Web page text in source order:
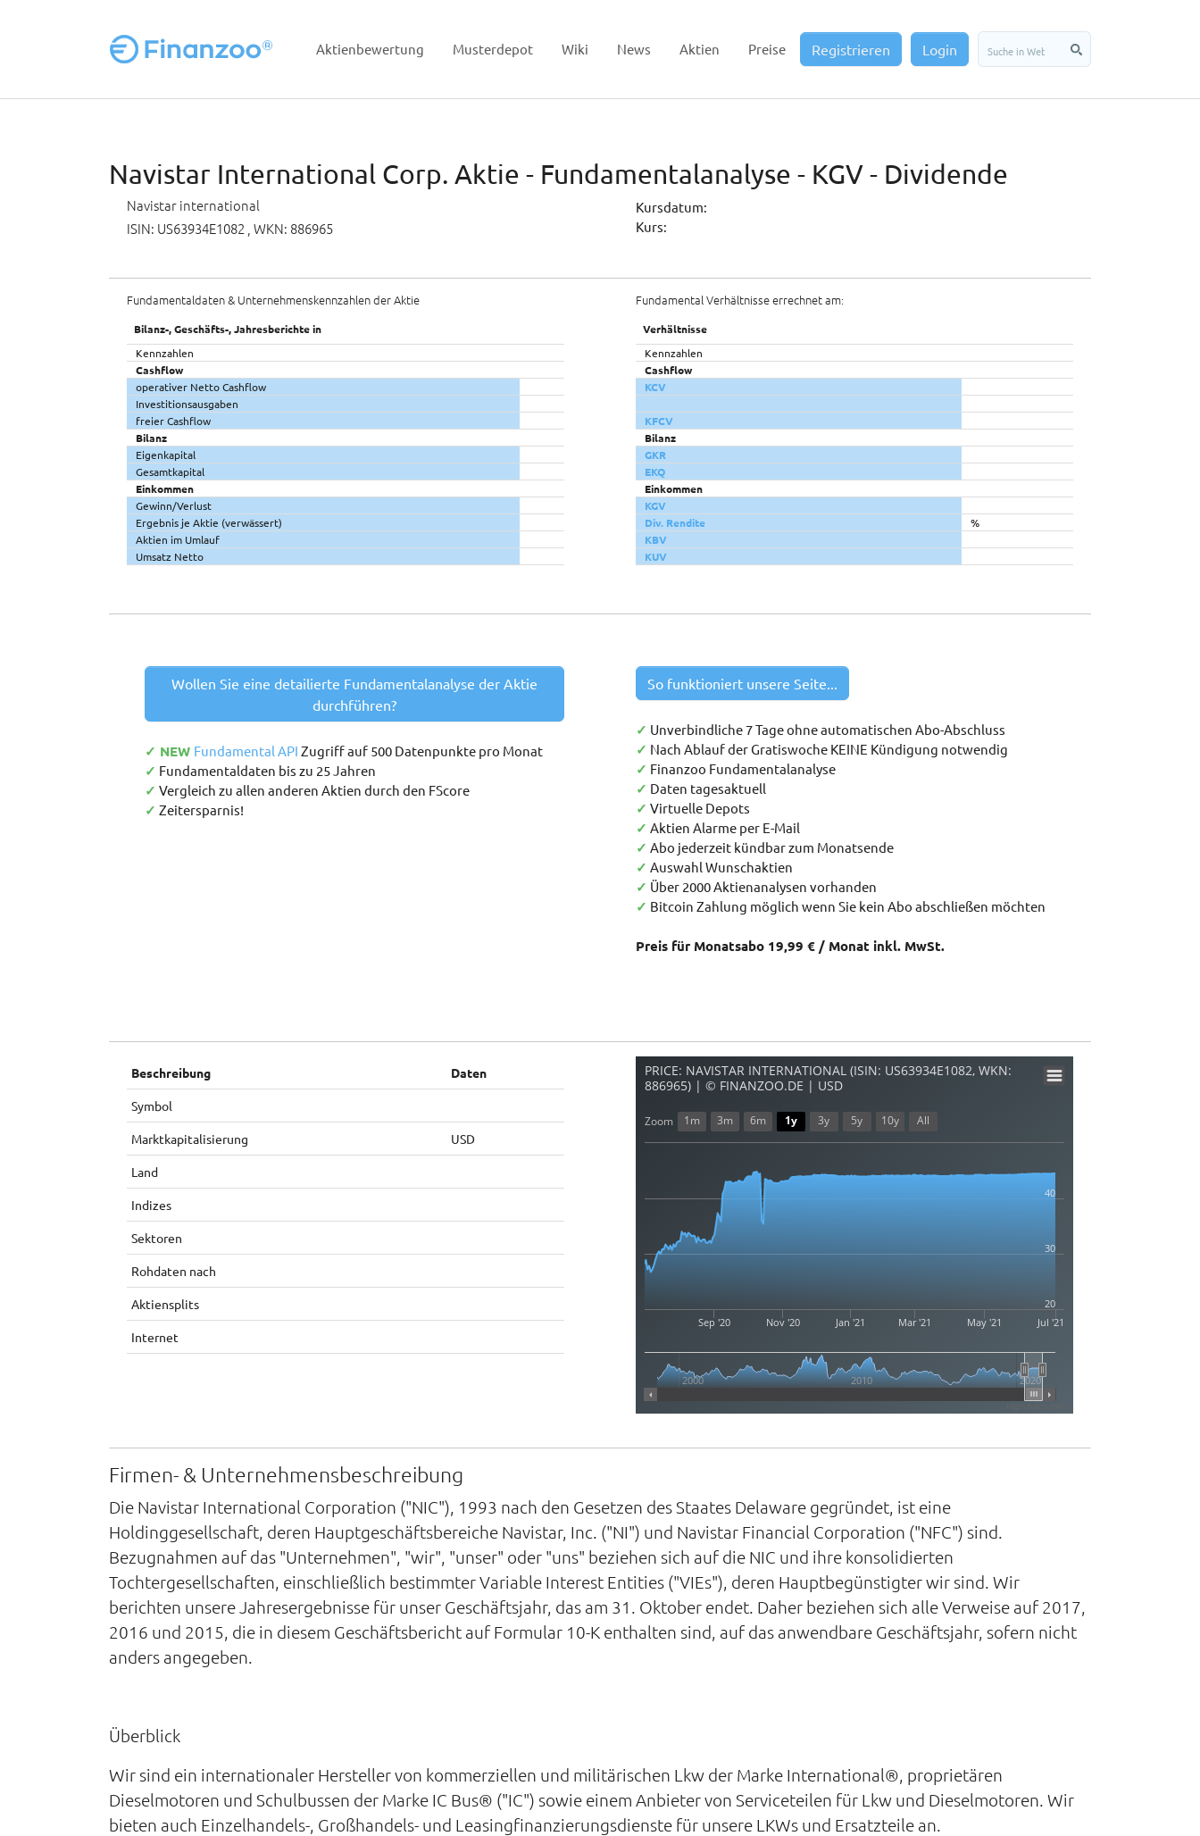
Aktienbewertung Musterdepot Wiki News Aktien Preise Registrieren Login
Navistar International Corp. Aktie - Fundamentalanalyse - KGV - Dividende
Navistar international
ISIN: US63934E1082 , WKN: 886965
Kursdatum:
Kurs:
Fundamentaldaten & Unternehmenskennzahlen der Aktie
Bilanz-, Geschäfts-, Jahresberichte in
Kennzahlen
Cashflow
operativer Netto Cashflow
Investitionsausgaben
freier Cashflow
Bilanz
Eigenkapital
Gesamtkapital
Einkommen
Gewinn/Verlust
Ergebnis je Aktie (verwässert)
Aktien im Umlauf
Umsatz Netto
Fundamental Verhältnisse errechnet am:
Verhältnisse
Kennzahlen
Cashflow
KCV
KFCV
Bilanz
GKR
EKQ
Einkommen
KGV
Div. Rendite
%
KBV
KUV
Wollen Sie eine detailierte Fundamentalanalyse der Aktie
durchführen?
✓ NEW Fundamental API Zugriff auf 500 Datenpunkte pro Monat
✓ Fundamentaldaten bis zu 25 Jahren
✓ Vergleich zu allen anderen Aktien durch den FScore
✓ Zeitersparnis!
So funktioniert unsere Seite...
✓ Unverbindliche 7 Tage ohne automatischen Abo-Abschluss
✓ Nach Ablauf der Gratiswoche KEINE Kündigung notwendig
✓ Finanzoo Fundamentalanalyse
✓ Daten tagesaktuell
✓ Virtuelle Depots
✓ Aktien Alarme per E-Mail
✓ Abo jederzeit kündbar zum Monatsende
✓ Auswahl Wunschaktien
✓ Über 2000 Aktienanalysen vorhanden
✓ Bitcoin Zahlung möglich wenn Sie kein Abo abschließen möchten
Preis für Monatsabo 19,99 € / Monat inkl. MwSt.
Beschreibung Daten
Symbol
Marktkapitalisierung USD
Land
Indizes
Sektoren
Rohdaten nach
Aktiensplits
Internet
PRICE: NAVISTAR INTERNATIONAL (ISIN: US63934E1082, WKN:
886965) | © FINANZOO.DE | USD
Sep '20 Nov '20 Jan '21 Mar '21 May '21 Jul '21
2000 2010 2020
30
40
20
Zoom 1m 3m 6m 1y 3y 5y 10y All
Firmen- & Unternehmensbeschreibung
Die Navistar International Corporation ("NIC"), 1993 nach den Gesetzen des Staates Delaware gegründet, ist eine
Holdinggesellschaft, deren Hauptgeschäftsbereiche Navistar, Inc. ("NI") und Navistar Financial Corporation ("NFC") sind.
Bezugnahmen auf das "Unternehmen", "wir", "unser" oder "uns" beziehen sich auf die NIC und ihre konsolidierten
Tochtergesellschaften, einschließlich bestimmter Variable Interest Entities ("VIEs"), deren Hauptbegünstigter wir sind. Wir
berichten unsere Jahresergebnisse für unser Geschäftsjahr, das am 31. Oktober endet. Daher beziehen sich alle Verweise auf 2017,
2016 und 2015, die in diesem Geschäftsbericht auf Formular 10-K enthalten sind, auf das anwendbare Geschäftsjahr, sofern nicht
anders angegeben.
Überblick
Wir sind ein internationaler Hersteller von kommerziellen und militärischen Lkw der Marke International®, proprietären
Dieselmotoren und Schulbussen der Marke IC Bus® ("IC") sowie einem Anbieter von Serviceteilen für Lkw und Dieselmotoren. Wir
bieten auch Einzelhandels-, Großhandels- und Leasingfinanzierungsdienste für unsere LKWs und Ersatzteile an.